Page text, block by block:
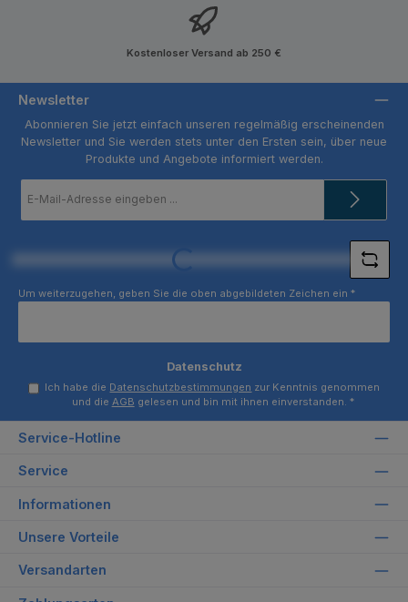
Kostenloser Versand ab 250 €
Newsletter
Abonnieren Sie jetzt einfach unseren regelmäßig erscheinenden
Newsletter und Sie werden stets unter den Ersten sein, über neue
Produkte und Angebote informiert werden.
Mail-
Loading...
Um weiterzugehen, geben Sie die oben abgebildeten Zeichen ein *
Datenschutz
Ich habe die Datenschutzbestimmungen zur Kenntnis genommen
und die AGB gelesen und bin mit ihnen einverstanden. *
Service-Hotline
Service
Informationen
Unsere Vorteile
Versandarten